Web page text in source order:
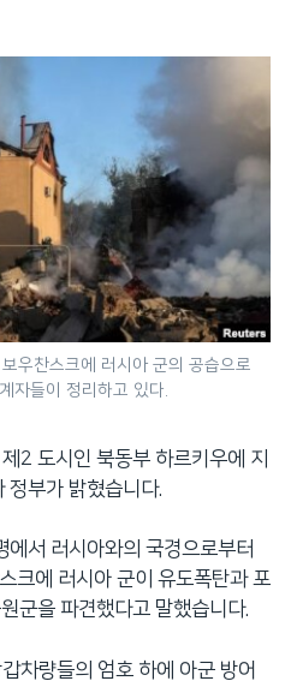
우찬스크에 러시아 군의 공습으로
자들이 정리하고 있다.
2 도시인 북동부 하르키우에 지
정부가 밝혔습니다.
서 러시아와의 국경으로부터
크에 러시아 군이 유도폭탄과 포
군을 파견했다고 말했습니다.
차량들의 엄호 하에 아군 방어